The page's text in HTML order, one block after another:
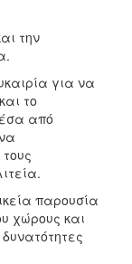
την
για να
το
από
παρουσία
χώρους και